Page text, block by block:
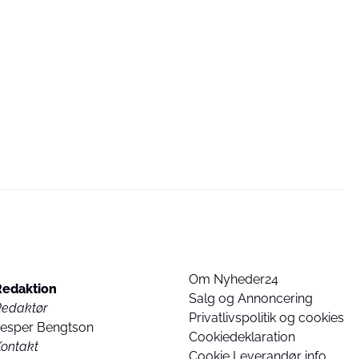
Bengtson
Om Nyheder24
Salg og Annoncering
Privatlivspolitik og cookies
Cookiedeklaration